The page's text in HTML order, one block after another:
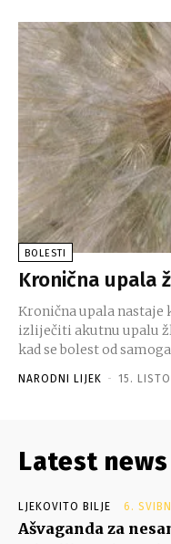
BOLESTI
Kronična upala
Kronična upala nastaje
izliječiti akutnu upalu
kad se bolest od
NARODNI LIJEK - 15.
Latest news
LJEKOVITO BILJE 6.
Ašvaganda za